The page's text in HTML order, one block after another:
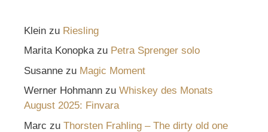
Klein zu Riesling
Marita Konopkazu Petra Sprenger solo
Susanne zu Magic Moment
Werner Hohmann zu Whiskey des Monats
August 2025: Finvara
Marc zu Thorsten Frahling – The dirty old one